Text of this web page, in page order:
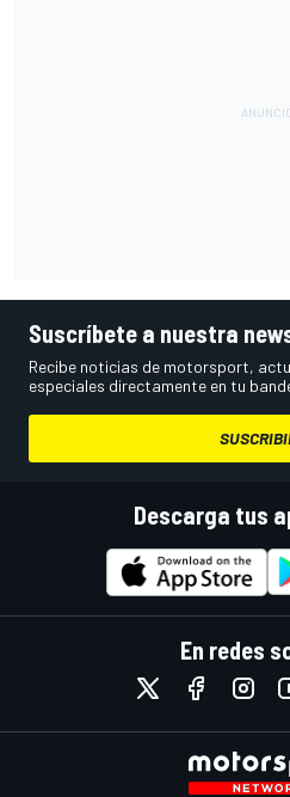
Suscríbete a nuestra
Recibe noticias de motorsport,
especiales directamente en tu
Descarga tus
En redes